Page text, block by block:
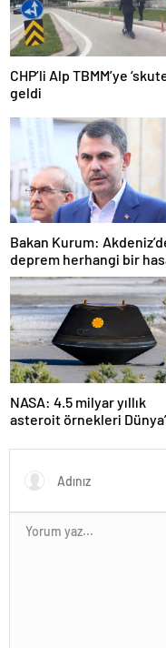
CHP’li Alp TBMM’ye
geldi
Bakan Kurum:
deprem herhangi bir
neden olmadı
NASA: 4.5 milyar yıllık
asteroit örnekleri
başlangıcına ışık